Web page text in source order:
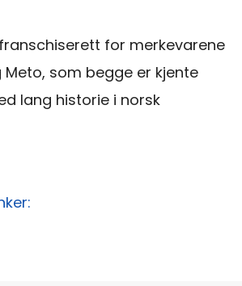
for merkevarene
som begge er kjente
lang historie i norsk